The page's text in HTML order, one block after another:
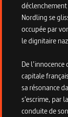
Nordling se
occupée par
le dignitaire
De
capitale
sa résonance
s’escrime, par
conduite de